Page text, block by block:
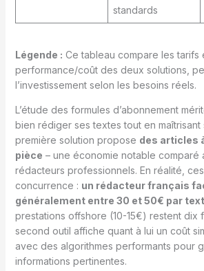
standards
Légende : Ce tableau compare les tarifs
performance/coût des deux solutions,
l’investissement selon les besoins réels.
L’étude des formules d’abonnement
bien rédiger ses textes tout en maîtrisant
première solution propose des articles
pièce – une économie notable comparé
rédacteurs professionnels. En réalité,
concurrence : un rédacteur français
généralement entre 30 et 50€ par
prestations offshore (10-15€) restent dix
second outil affiche quant à lui un coût
avec des algorithmes performants pour
informations pertinentes.